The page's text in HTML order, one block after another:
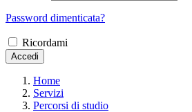
Password dimenticata?
Ricordami
Accedi
Home
Servizi
Percorsi di studio